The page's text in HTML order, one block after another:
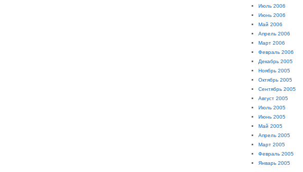
Июль 2006
Июнь 2006
Май 2006
Апрель 2006
Март 2006
Февраль 2006
Декабрь 2005
Ноябрь 2005
Октябрь 2005
Сентябрь 2005
Август 2005
Июль 2005
Июнь 2005
Май 2005
Апрель 2005
Март 2005
Февраль 2005
Январь 2005